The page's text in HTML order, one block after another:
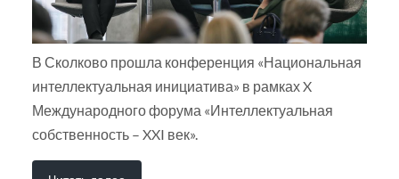
В Сколково прошла конференция «Национальная
интеллектуальная инициатива» в рамках X
Международного форума «Интеллектуальная
собственность – XXI век».